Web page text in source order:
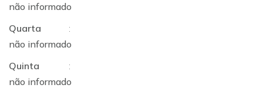
não informado
Quarta
:
não informado
Quinta
:
não informado